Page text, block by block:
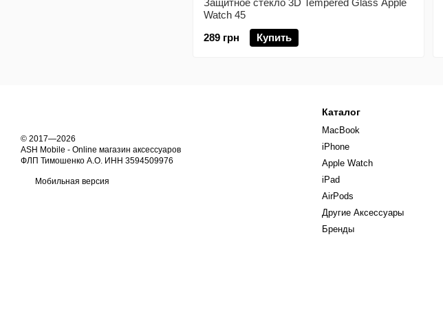
Защитное стекло 3D Tempered Glass Apple
Watch 45
289 грн
Купить
© 2017—2026
ASH Mobile - Online магазин аксессуаров
ФЛП Тимошенко А.О. ИНН 3594509976
Мобильная версия
Каталог
MacBook
iPhone
Apple Watch
iPad
AirPods
Другие Аксессуары
Бренды